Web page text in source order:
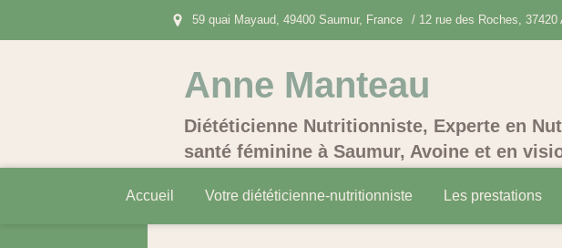
59 quai Mayaud, 49400 Saumur, France / 12 rue des Roches, 37420
Anne Manteau
Diététicienne Nutritionniste, Experte en
santé féminine à Saumur, Avoine et en
Accueil Votre diététicienne-nutritionniste Les prestations